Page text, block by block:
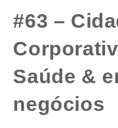
#63 –
Saúde &
negócios